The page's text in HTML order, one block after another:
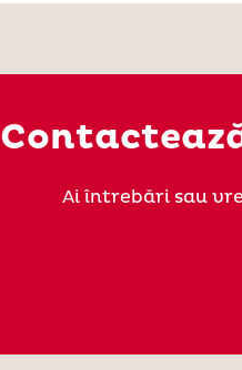
Ai întrebări sau